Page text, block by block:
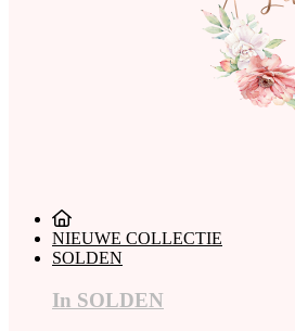
NIEUWE COLLECTIE
SOLDEN
In SOLDEN